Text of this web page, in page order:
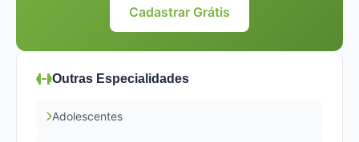
Cadastrar Grátis
Outras Especialidades
Adolescentes